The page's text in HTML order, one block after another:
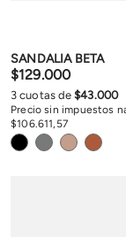
SANDALIA BETA
$129.000
Precio sin impuestos
$106. 611, 57
3 cuotas de$43.000